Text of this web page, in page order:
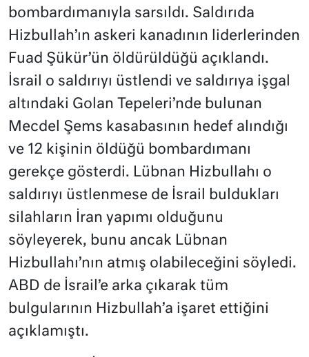
bombardımanıyla sarsıldı. Saldırıda
Hizbullah’ın askeri kanadının liderlerinden
Fuad Şükür’ün öldürüldüğü açıklandı.
İsrail o saldırıyı üstlendi ve saldırıya işgal
altındaki Golan Tepeleri’nde bulunan
Mecdel Şems kasabasının hedef alındığı
ve 12 kişinin öldüğü bombardımanı
gerekçe gösterdi. Lübnan Hizbullahı o
saldırıyı üstlenmese de İsrail buldukları
silahların İran yapımı olduğunu
söyleyerek, bunu ancak Lübnan
Hizbullahı’nın atmış olabileceğini söyledi.
ABD de İsrail’e arka çıkarak tüm
bulgularının Hizbullah’a işaret ettiğini
açıklamıştı.